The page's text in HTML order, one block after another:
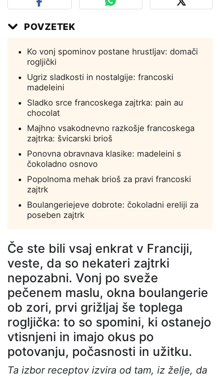
POVZETEK
Ko vonj spominov postane hrustljav: domači
rogljički
Ugriz sladkosti in nostalgije: francoski
madeleini
Sladko srce francoskega zajtrka: pain au
chocolat
Majhno vsakodnevno razkošje francoskega
zajtrka: švicarski brioš
Ponovna obravnava klasike: madeleini s
čokoladno osnovo
Popolnoma mehak brioš za pravi francoski
zajtrk
Boulangeriejeve dobrote: čokoladni ereliji za
poseben zajtrk
Če ste bili vsaj enkrat v Franciji,
veste, da so nekateri zajtrki
nepozabni. Vonj po sveže
pečenem maslu, okna boulangerie
ob zori, prvi grižljaj še toplega
rogljička: to so spomini, ki ostanejo
vtisnjeni in imajo okus po
potovanju, počasnosti in užitku.
Ta izbor receptov izvira od tam, iz želje, da